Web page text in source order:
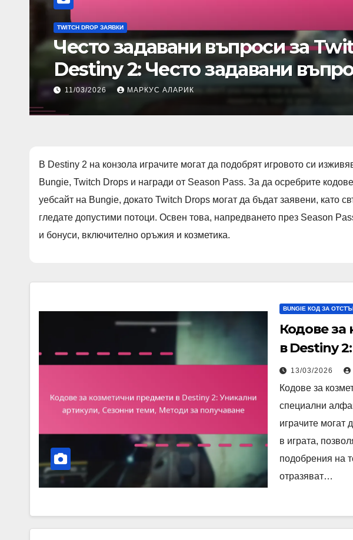
BUNGIE КОД ЗА ОТСТЪПКИ
Кодове за козметични
Уникални артикули, Сезонни
получаване
13/03/2026 МАРКУС АЛАРИК
В Destiny 2 на конзола играчите могат да подобрят игровото си
Bungie, Twitch Drops и награди от Season Pass. За да осребрите
уебсайт на Bungie, докато Twitch Drops могат да бъдат заявени, като
гледате допустими потоци. Освен това, напредването през Season
и бонуси, включително оръжия и козметика.
BUNGIE КОД ЗА
Кодове
в Destiny
Сезонни
13/03/2026
Кодове за
специални
играчите могат
в играта,
подобрения на
отразяват…